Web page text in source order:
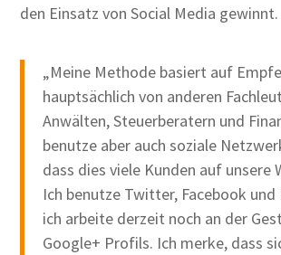
den Einsatz von Social Media gewinnt.
„Meine Methode basiert auf
hauptsächlich von anderen
Anwälten, Steuerberatern und
benutze aber auch soziale
dass dies viele Kunden auf unsere
Ich benutze Twitter, Facebook und
ich arbeite derzeit noch an der
Google+ Profils. Ich merke, dass